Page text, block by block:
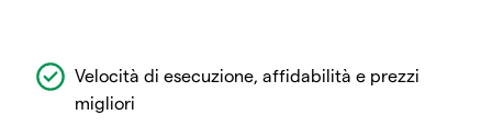
Velocità di esecuzione, affidabilità e prezzi
migliori